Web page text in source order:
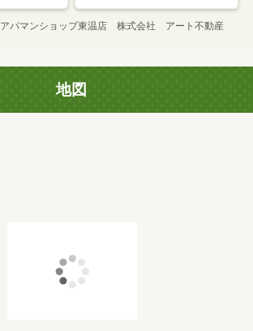
アパマンショップ東温店 株式会社 アート不動産
地図